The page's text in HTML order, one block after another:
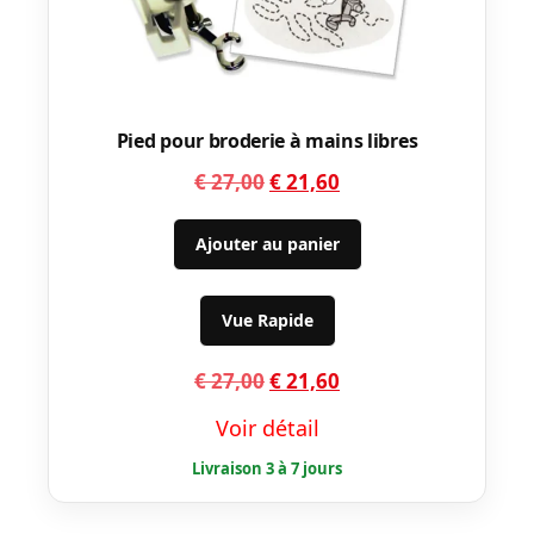
Pied pour broderie à mains libres
€27,00Le
initial
était :
€ 27,00.
€21,60
actuel
est :
Ajouter au panier
Vue Rapide
€27,00Le
initial
était :
€ 27,00.
€21,60
est :
€ 21,60.
Voir détail